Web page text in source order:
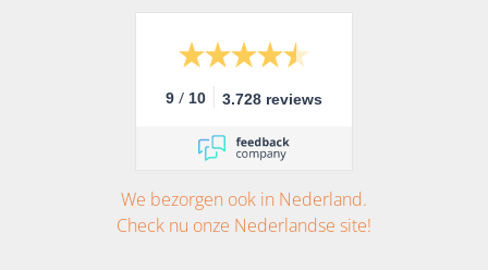
9 / 10 3.728 reviews
We bezorgen ook in Nederland.
Check nu onze Nederlandse site!